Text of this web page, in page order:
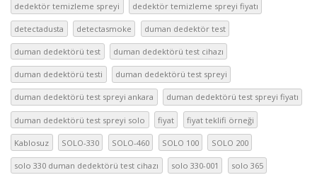
dedektör temizleme spreyi dedektör temizleme spreyi fiyatı
detectadusta detectasmoke duman dedektör test
duman dedektörü test duman dedektörü test cihazı
duman dedektörü testi duman dedektörü test spreyi
duman dedektörü test spreyi ankara duman dedektörü test spreyi fiyatı
duman dedektörü test spreyi solo fiyat fiyat teklifi örneği
Kablosuz SOLO-330 SOLO-460 SOLO 100 SOLO 200
solo 330 duman dedektörü test cihazı solo 330-001 solo 365